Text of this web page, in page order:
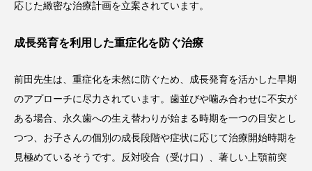
応じた緻密な治療計画を立案されています。
成長発育を利用した重症化を防ぐ治療
前田先生は、重症化を未然に防ぐため、成長発育を活かした早期
のアプローチに尽力されています。歯並びや噛み合わせに不安が
ある場合、永久歯への生え替わりが始まる時期を一つの目安とし
つつ、お子さんの個別の成長段階や症状に応じて治療開始時期を
見極めているそうです。反対咬合（受け口）、著しい上顎前突